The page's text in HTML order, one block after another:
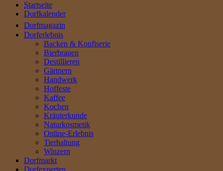
Startseite
Dorfkalender
Dorfmagazin
Dorferlebnis
Backen & Konfiserie
Bierbrauen
Destillieren
Gärtnern
Handwerk
Hoffeste
Kaffee
Kochen
Kräuterkunde
Naturkosmetik
Online-Erlebnis
Tierhaltung
Winzern
Dorfmarkt